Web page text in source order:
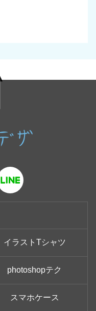
イラストTシャツ
photoshopテク
スマホケース